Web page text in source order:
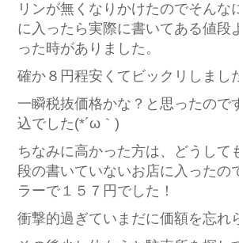
リンが無くなりかけたのでそんな
に入ったら実際に書いてある値段
った時がありました。
確か８円程安くてビックリしまし
一瞬税抜価格かな？と思ったので
込でした(*´ω｀)
ちなみに高かった方は、どうして
段の書いていないお店に入ったの
ラーで１５７円でした！
衝撃的過ぎていまだに価額を忘れ